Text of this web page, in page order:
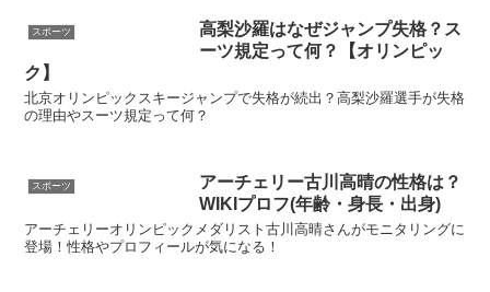
スポーツ
高梨沙羅はなぜジャンプ失格？ス
ーツ規定って何？【オリンピッ
ク】
北京オリンピックスキージャンプで失格が続出？高梨沙羅選手が失格
の理由やスーツ規定って何？
スポーツ
アーチェリー古川高晴の性格は？
WIKIプロフ(年齢・身長・出身)
アーチェリーオリンピックメダリスト古川高晴さんがモニタリングに
登場！性格やプロフィールが気になる！